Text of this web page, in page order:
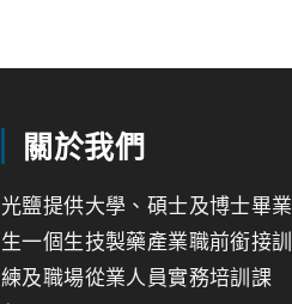
關於我們
光鹽提供大學、碩士及博士畢業
生一個生技製藥產業職前銜接訓
練及職場從業人員實務培訓課